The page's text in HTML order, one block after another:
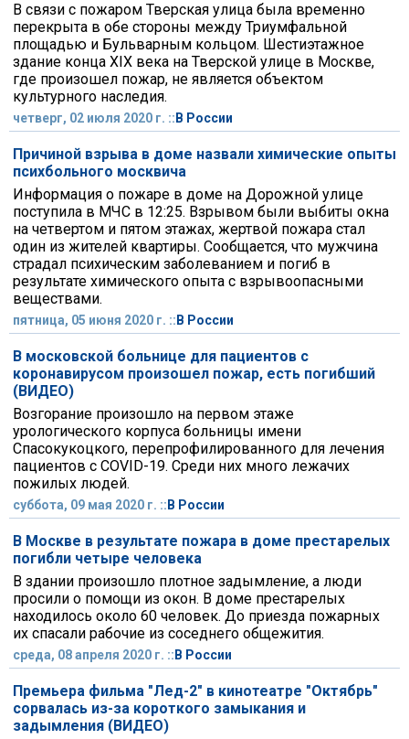
В связи с пожаром Тверская улица была временно
перекрыта в обе стороны между Триумфальной
площадью и Бульварным кольцом. Шестиэтажное
здание конца XIX века на Тверской улице в Москве,
где произошел пожар, не является объектом
культурного наследия.
четверг, 02 июля 2020 г. :: В России
Причиной взрыва в доме назвали химические опыты
психбольного москвича
Информация о пожаре в доме на Дорожной улице
поступила в МЧС в 12:25. Взрывом были выбиты окна
на четвертом и пятом этажах, жертвой пожара стал
один из жителей квартиры. Сообщается, что мужчина
страдал психическим заболеванием и погиб в
результате химического опыта с взрывоопасными
веществами.
пятница, 05 июня 2020 г. :: В России
В московской больнице для пациентов с
коронавирусом произошел пожар, есть погибший
(ВИДЕО)
Возгорание произошло на первом этаже
урологического корпуса больницы имени
Спасокукоцкого, перепрофилированного для лечения
пациентов с COVID-19. Среди них много лежачих
пожилых людей.
суббота, 09 мая 2020 г. :: В России
В Москве в результате пожара в доме престарелых
погибли четыре человека
В здании произошло плотное задымление, а люди
просили о помощи из окон. В доме престарелых
находилось около 60 человек. До приезда пожарных
их спасали рабочие из соседнего общежития.
среда, 08 апреля 2020 г. :: В России
Премьера фильма "Лед-2" в кинотеатре "Октябрь"
сорвалась из-за короткого замыкания и
задымления (ВИДЕО)